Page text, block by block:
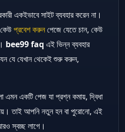
একইভাবে সাইট ব্যবহার করেন না।
প্রবেশ করুনপেজে যেতে চান, কেউ
bee99 faq এই ভিন্ন ব্যবহার
যে যেখান থেকেই শুরু করুন,
এমন একটি পেজ যা প্রশ্ন কমায়, দ্বিধা
তাই আপনি নতুন হন বা পুরোনো, এই
স্বচ্ছ লাগে।